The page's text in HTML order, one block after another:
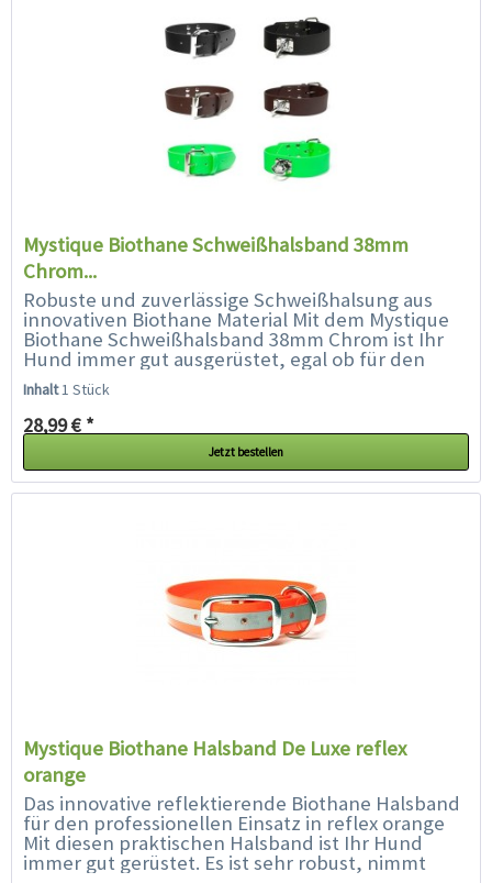
Mystique Biothane Schweißhalsband 38mm
Chrom...
Robuste und zuverlässige Schweißhalsung aus
innovativen Biothane Material Mit dem Mystique
Biothane Schweißhalsband 38mm Chrom ist Ihr
Hund immer gut ausgerüstet, egal ob für den
täglichen Gebrauch...
Inhalt1 Stück
28,99 € *
Jetzt bestellen
Mystique Biothane Halsband De Luxe reflex
orange
Das innovative reflektierende Biothane Halsband
für den professionellen Einsatz in reflex orange
Mit diesen praktischen Halsband ist Ihr Hund
immer gut gerüstet. Es ist sehr robust, nimmt